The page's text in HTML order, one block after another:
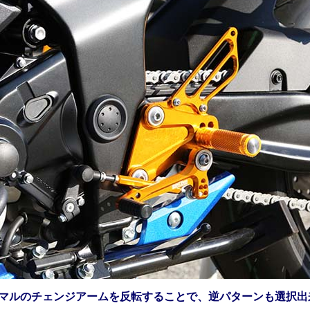
ルのチェンジアームを反転することで、逆パターンも選択